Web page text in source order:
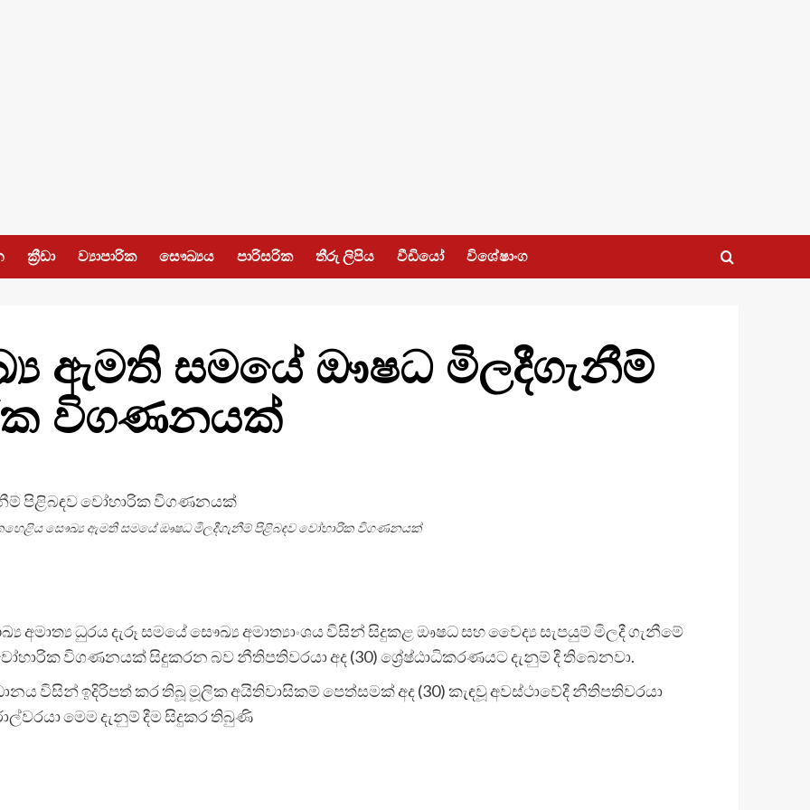
ක්‍රීඩා ව්‍යාපාරික සෞඛ්‍යය පාරිසරික තීරු ලිපිය වීඩියෝ විශේෂාංග
ඇමති සමයේ ඖෂධ මිලදීගැනීම්
විගණනයක්
සෞඛ්‍ය ඇමති සමයේ ඖෂධ මිලදීගැනීම් පිළිබඳව වෝහාරික විගණනයක්
අමාත්‍ය ධුරය දැරූ සමයේ සෞඛ්‍ය අමාත්‍යාංශය විසින් සිදුකළ ඖෂධ සහ වෛද්‍ය සැපයුම් මිලදී ගැනීමේ
විගණනයක් සිදුකරන බව නීතිපතිවරයා අද (30) ශ්‍රේෂ්ඨාධිකරණයට දැනුම් දී තිබෙනවා.
විසින් ඉදිරිපත් කර තිබූ මූලික අයිතිවාසිකම් පෙත්සමක් අද (30) කැඳවූ අවස්ථාවේදී නීතිපතිවරයා
මෙම දැනුම් දීම සිදුකර තිබුණි